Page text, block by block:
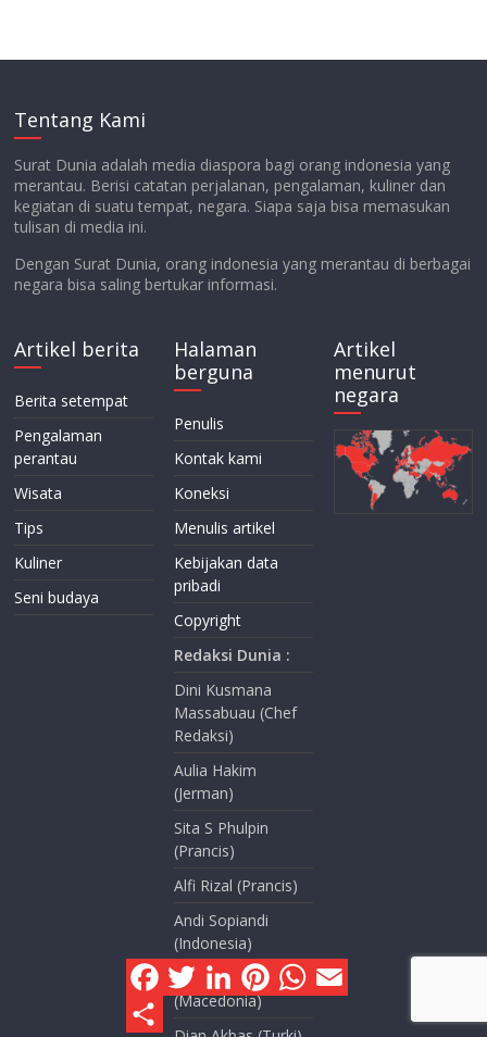
Tentang Kami
Surat Dunia adalah media diaspora bagi orang indonesia yang
merantau. Berisi catatan perjalanan, pengalaman, kuliner dan
kegiatan di suatu tempat, negara. Siapa saja bisa memasukan
tulisan di media ini.
Dengan Surat Dunia, orang indonesia yang merantau di berbagai
negara bisa saling bertukar informasi.
Artikel berita
Berita setempat
Pengalaman
perantau
Wisata
Tips
Kuliner
Seni budaya
Halaman
berguna
Penulis
Kontak kami
Koneksi
Menulis artikel
Kebijakan data
pribadi
Copyright
Redaksi Dunia :
Dini Kusmana
Massabuau (Chef
Redaksi)
Aulia Hakim
(Jerman)
Sita S Phulpin
(Prancis)
Alfi Rizal (Prancis)
Andi Sopiandi
(Indonesia)
Elberta Siagian
(Macedonia)
Artikel
menurut
negara
F
a
c
T
w
i
L
n
P
n
W
h
a